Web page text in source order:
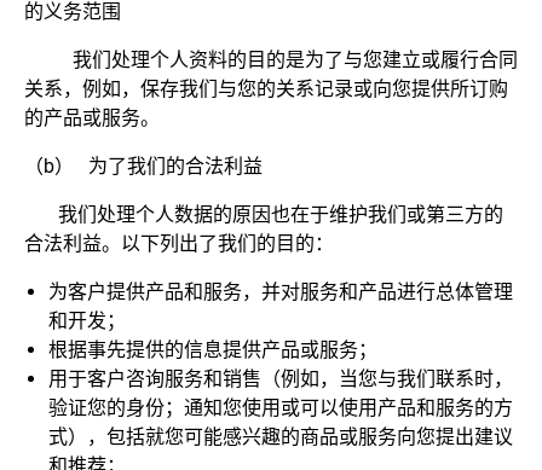
的义务范围
我们处理个人资料的目的是为了与您建立或履行合同
关系，例如，保存我们与您的关系记录或向您提供所订购
的产品或服务。
（b） 为了我们的合法利益
我们处理个人数据的原因也在于维护我们或第三方的
合法利益。以下列出了我们的目的：
为客户提供产品和服务，并对服务和产品进行总体管理
和开发；
根据事先提供的信息提供产品或服务；
用于客户咨询服务和销售（例如，当您与我们联系时，
验证您的身份；通知您使用或可以使用产品和服务的方
式），包括就您可能感兴趣的商品或服务向您提出建议